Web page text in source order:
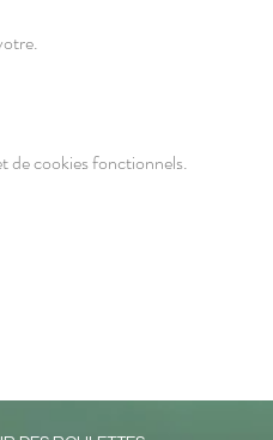
de cookies fonctionnels.